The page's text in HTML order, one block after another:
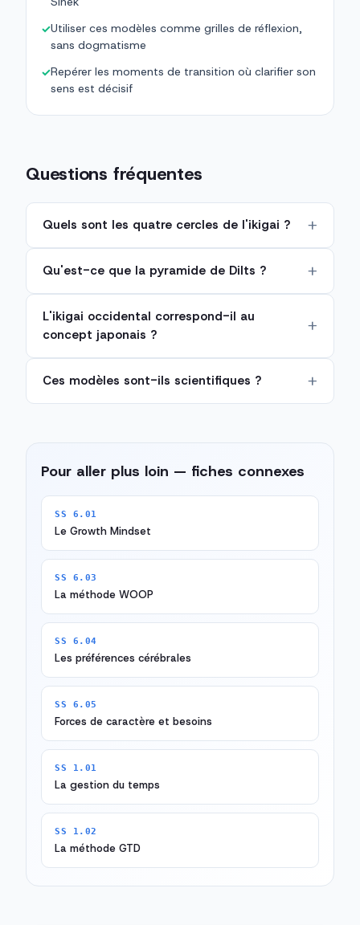
✓Utiliser ces modèles comme grilles de réflexion,
sans dogmatisme
✓Repérer les moments de transition où clarifier son
sens est décisif
Questions fréquentes
Quels sont les quatre cercles de l'ikigai ?
Qu'est-ce que la pyramide de Dilts ?
L'ikigai occidental correspond-il au
concept japonais ?
Ces modèles sont-ils scientifiques ?
Pour aller plus loin — fiches connexes
SS 6.01
Le Growth Mindset
SS 6.03
La méthode WOOP
SS 6.04
Les préférences cérébrales
SS 6.05
Forces de caractère et besoins
SS 1.01
La gestion du temps
SS 1.02
La méthode GTD